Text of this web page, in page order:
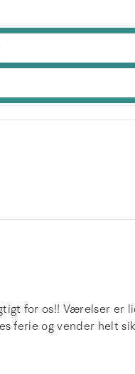
for os!! Værelser er
ferie og vender helt